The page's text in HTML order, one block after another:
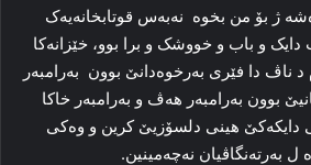
ژ بۆ من بخوە نەبەس قوتابخانەیەک
دایک و باب و خووشک و برا بوو، خێزانەکا
ناڤ دا فێری بەرخوەدانێ بوون بەرامبەر
بوون بەرامبەر هەڤ و بەرامبەر خاکا
دایکەکێ هینی دلسۆزیێ کرین و وەکی
ل بەرتەنگاڤیان نەچەمینین.